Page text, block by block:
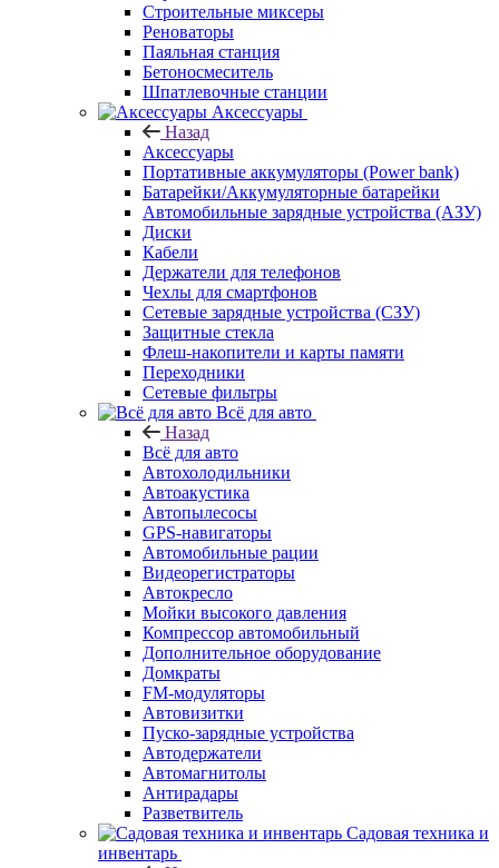
Строительные миксеры
Реноваторы
Паяльная станция
Бетоносмеситель
Шпатлевочные станции
Аксессуары
Назад
Аксессуары
Портативные аккумуляторы (Power bank)
Батарейки/Аккумуляторные батарейки
Автомобильные зарядные устройства (АЗУ)
Диски
Кабели
Держатели для телефонов
Чехлы для смартфонов
Сетевые зарядные устройства (СЗУ)
Защитные стекла
Флеш-накопители и карты памяти
Переходники
Сетевые фильтры
Всё для авто
Назад
Всё для авто
Автохолодильники
Автоакустика
Автопылесосы
GPS-навигаторы
Автомобильные рации
Видеорегистраторы
Автокресло
Мойки высокого давления
Компрессор автомобильный
Дополнительное оборудование
Домкраты
FM-модуляторы
Автовизитки
Пуско-зарядные устройства
Автодержатели
Автомагнитолы
Антирадары
Разветвитель
Садовая техника и
инвентарь